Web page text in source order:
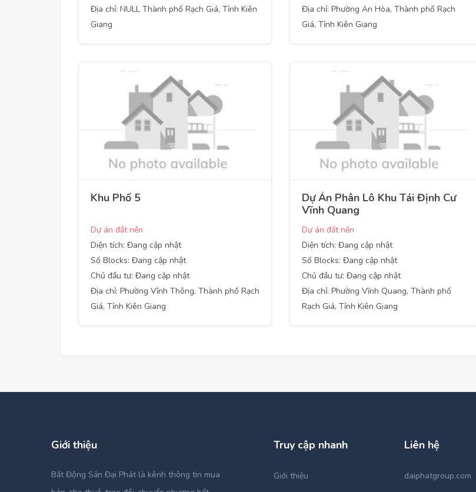
Địa chỉ: NULL Thành phố Rạch Giá, Tỉnh Kiên
Giang
Địa chỉ: Phường An Hòa, Thành phố Rạch
Giá, Tỉnh Kiên Giang
Khu Phố 5
Dự án đất nền
Diện tích: Đang cập nhật
Số Blocks: Đang cập nhật
Chủ đầu tư: Đang cập nhật
Địa chỉ: Phường Vĩnh Thông, Thành phố Rạch
Giá, Tỉnh Kiên Giang
Dự Án Phân Lô Khu Tái Định Cư
Vĩnh Quang
Dự án đất nền
Diện tích: Đang cập nhật
Số Blocks: Đang cập nhật
Chủ đầu tư: Đang cập nhật
Địa chỉ: Phường Vĩnh Quang, Thành phố
Rạch Giá, Tỉnh Kiên Giang
Giới thiệu
Bất Động Sản Đại Phát là kênh thông tin mua
Truy cập nhanh
Giới thiệu
Liên hệ
daiphatgroup.com